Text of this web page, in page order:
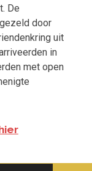
De
door
uit
in
met open